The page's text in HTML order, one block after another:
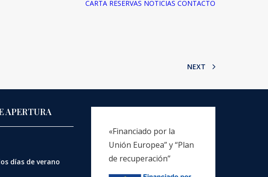
CARTA RESERVAS NOTICIAS CONTACTO
NEXT
APERTURA
días de verano
«Financiado por la
Unión Europea” y “Plan
de recuperación”